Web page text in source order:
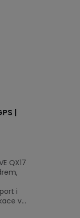
|
QX17
i
v...